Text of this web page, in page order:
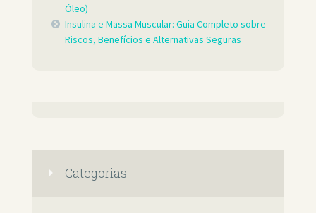
Óleo)
Insulina e Massa Muscular: Guia Completo sobre
Riscos, Benefícios e Alternativas Seguras
Categorias